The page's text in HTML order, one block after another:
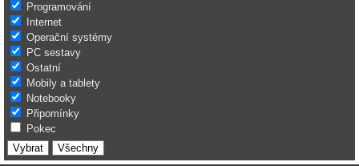
Programování
Internet
Operační systémy
PC sestavy
Ostatní
Mobily a tablety
Notebooky
Připomínky
Pokec